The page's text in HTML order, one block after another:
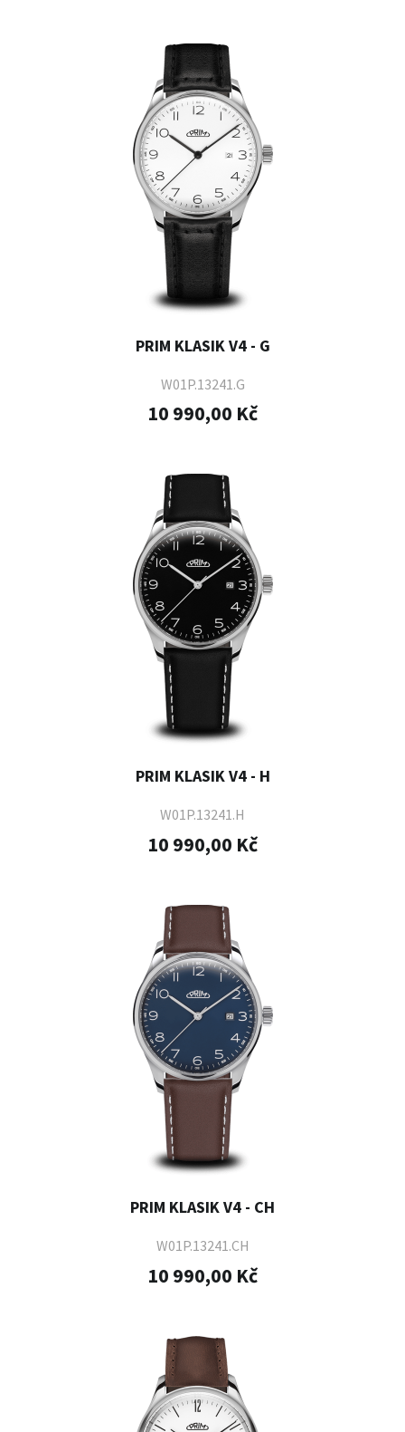
PRIM KLASIK V4 - G
W01P.13241.G
10 990,00 Kč
PRIM KLASIK V4 - H
W01P.13241.H
10 990,00 Kč
PRIM KLASIK V4 - CH
W01P.13241.CH
10 990,00 Kč